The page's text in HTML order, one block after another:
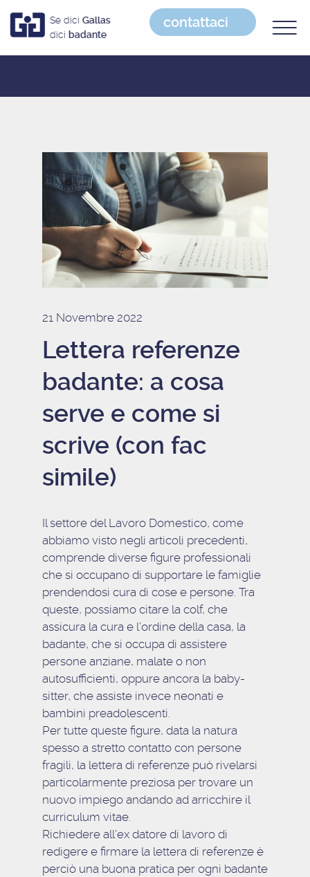
Se dici Gallas
dici badante
contattaci
21 Novembre 2022
Lettera referenze
badante: a cosa
serve e come si
scrive (con fac
simile)
Il settore del Lavoro Domestico, come
abbiamo visto negli articoli precedenti,
comprende diverse figure professionali
che si occupano di supportare le famiglie
prendendosi cura di cose e persone. Tra
queste, possiamo citare la colf, che
assicura la cura e l’ordine della casa, la
badante, che si occupa di assistere
persone anziane, malate o non
autosufficienti, oppure ancora la baby-
sitter, che assiste invece neonati e
bambini preadolescenti.
Per tutte queste figure, data la natura
spesso a stretto contatto con persone
fragili, la lettera di referenze può rivelarsi
particolarmente preziosa per trovare un
nuovo impiegoandando ad arricchire il
curriculum vitae.
Richiedere all’ex datore di lavoro di
redigere e firmare la lettera di referenze è
perciò una buona pratica per ogni badante